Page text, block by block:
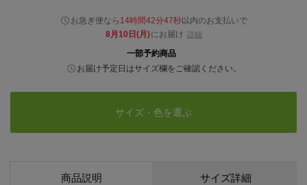
お急ぎ便なら 14時間42分47秒以内のお支払いで
8月10日(月)にお届け 詳細
一部予約商品
お届け予定日はサイズ欄をご確認ください。
サイズ・色を選ぶ
商品説明 サイズ詳細